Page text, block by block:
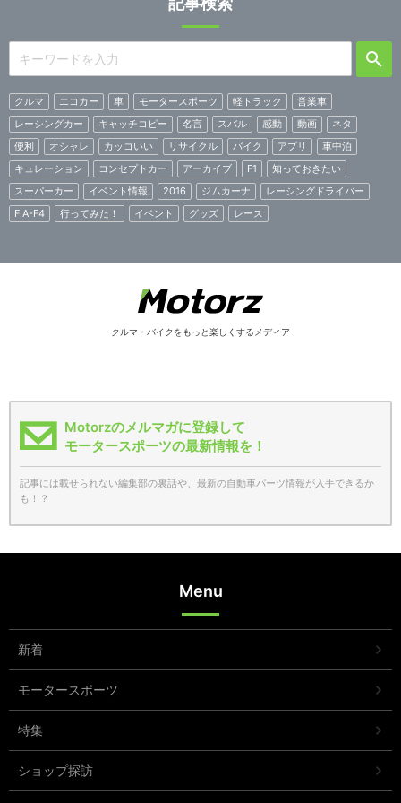
クルマ エコカー 車 モータースポーツ 軽トラック
営業車
レーシングカー
キャッチコピー 名言 スバル 感動 動画
ネタ
便利
オシャレ カッコいい リサイクル バイク アプリ
車中泊
キュレーション
コンセプトカー アーカイブ F1
知っておきたい
スーパーカー
イベント情報 2016 ジムカーナ
レーシングドライバー
FIA-F4
行ってみた！ イベント グッズ レース
クルマ・バイクをもっと楽しくするメディア
Motorzのメルマガに登録して
モータースポーツの最新情報を！
記事には載せられない編集部の裏話や、最新の自動車パーツ情報が入手できるか
も！？
Menu
新着
モータースポーツ
特集
ショップ探訪